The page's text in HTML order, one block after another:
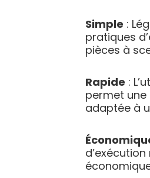
Simple :
pratiques
pièces à
Rapide :
permet
adaptée à